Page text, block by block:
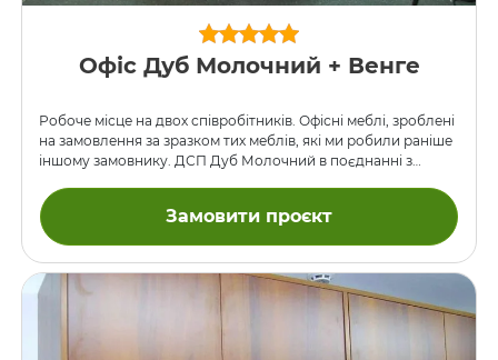
Офіс Дуб Молочний + Венге
Робоче місце на двох співробітників. Офісні меблі, зроблені
на замовлення за зразком тих меблів, які ми робили раніше
іншому замовнику. ДСП Дуб Молочний в поєднанні з
перфорований метал, пофарбований порошковою фарбою
сірого кольору.
Замовити проєкт